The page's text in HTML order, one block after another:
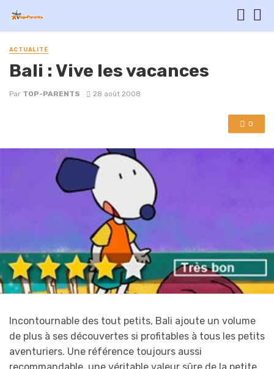
ACTUALITÉ
Bali : Vive les vacances
Par TOP-PARENTS 28 août 2008
0
Incontournable des tout petits, Bali ajoute un volume
de plus à ses découvertes si profitables à tous les petits
aventuriers. Une référence toujours aussi
recommandable, une véritable valeur sûre de la petite